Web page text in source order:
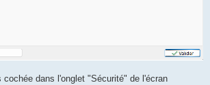
dans l'onglet "Sécurité" de l'écran